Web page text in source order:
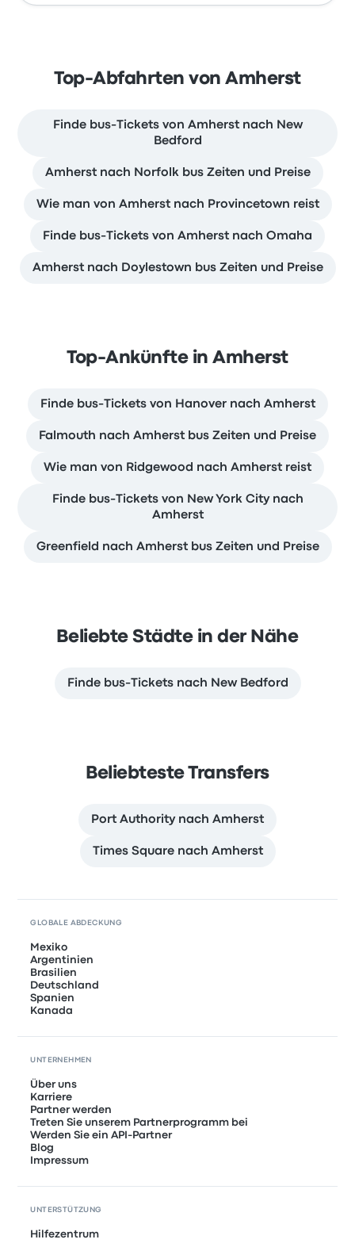
Top-Abfahrten von Amherst
Finde bus-Tickets von Amherst nach New
Bedford
Amherst nach Norfolk bus Zeiten und Preise
Wie man von Amherst nach Provincetown reist
Finde bus-Tickets von Amherst nach Omaha
Amherst nach Doylestown bus Zeiten und Preise
Top-Ankünfte in Amherst
Finde bus-Tickets von Hanover nach Amherst
Falmouth nach Amherst bus Zeiten und Preise
Wie man von Ridgewood nach Amherst reist
Finde bus-Tickets von New York City nach
Amherst
Greenfield nach Amherst bus Zeiten und Preise
Beliebte Städte in der Nähe
Finde bus-Tickets nach New Bedford
Beliebteste Transfers
Port Authority nach Amherst
Times Square nach Amherst
GLOBALE ABDECKUNG
Mexiko
Argentinien
Brasilien
Deutschland
Spanien
Kanada
UNTERNEHMEN
Über uns
Karriere
Partner werden
Treten Sie unserem Partnerprogramm bei
Werden Sie ein API-Partner
Blog
Impressum
UNTERSTÜTZUNG
Hilfezentrum